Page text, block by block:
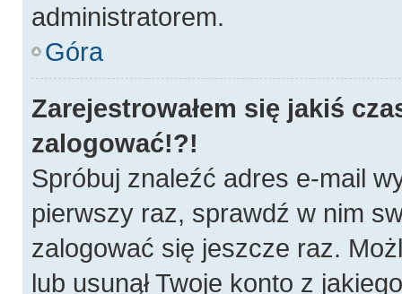
administratorem.
Góra
Zarejestrowałem się jakiś
zalogować!?!
Spróbuj znaleźć adres e-mail
pierwszy raz, sprawdź w nim
zalogować się jeszcze raz.
lub usunął Twoje konto z